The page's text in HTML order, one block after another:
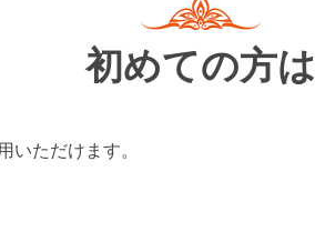
初めての方は
いただけます。